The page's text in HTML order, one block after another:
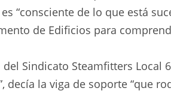
“consciente de lo que está
de Edificios para
Sindicato Steamfitters Local
decía la viga de soporte “que